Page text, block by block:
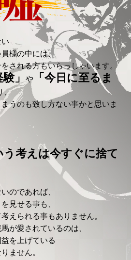
様の中には、
される方もいらっしゃいます。
」 や
「今日に至るま
、
うのも致し方ない事かと思いま
う考えは今すぐに捨て
のであれば、
見せる事も、
えられる事もありません。
が愛されているのは、
を上げている
ません。